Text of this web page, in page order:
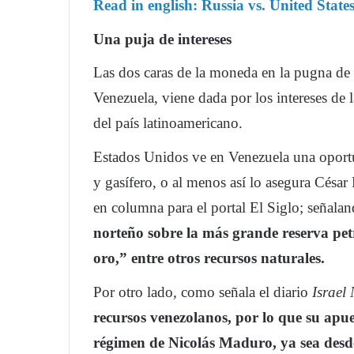
Read in english: Russia vs. United
Una puja de intereses
Las dos caras de la moneda en la pugna
Venezuela, viene dada por los intereses
del país latinoamericano.
Estados Unidos ve en Venezuela una
y gasífero, o al menos así lo asegura
en columna para el portal El Siglo;
norteño sobre la más grande reserva
oro,” entre otros recursos naturales.
Por otro lado, como señala el diario Israel
recursos venezolanos, por lo que su
régimen de Nicolás Maduro, ya sea